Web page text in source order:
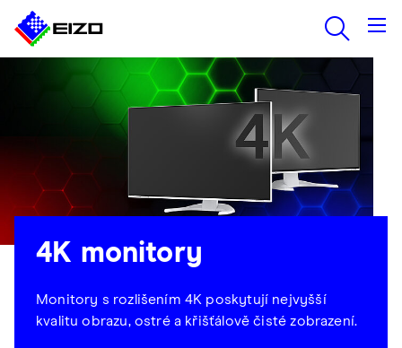
4K monitory
Monitory s rozlišením 4K poskytují nejvyšší
kvalitu obrazu, ostré a křišťálově čisté zobrazení.